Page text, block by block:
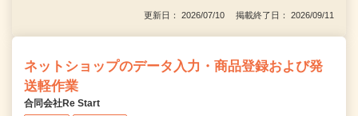
更新日： 2026/07/10 掲載終了日： 2026/09/11
ネットショップのデータ入力・商品登録および発
送軽作業
合同会社Re Start